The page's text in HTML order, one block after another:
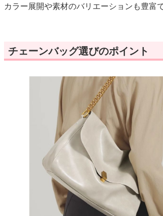
カラー展開や素材のバリエーションも豊富
チェーンバッグ選びのポイント